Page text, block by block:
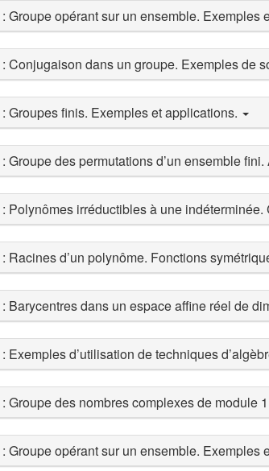
Groupe opérant sur un ensemble. Exemples
Conjugaison dans un groupe. Exemples de
Groupes finis. Exemples et applications.
Groupe des permutations d’un ensemble
Polynômes irréductibles à une
Racines d’un polynôme. Fonctions
Barycentres dans un espace affine réel de
Exemples d’utilisation de techniques
Groupe des nombres complexes de module
Groupe opérant sur un ensemble. Exemples